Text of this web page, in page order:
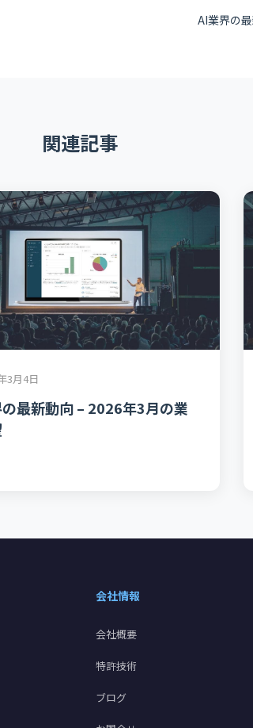
AI業界の
関連記事
3月4日
最新動向 – 2026年3月の業
会社情報
会社概要
特許技術
ブログ